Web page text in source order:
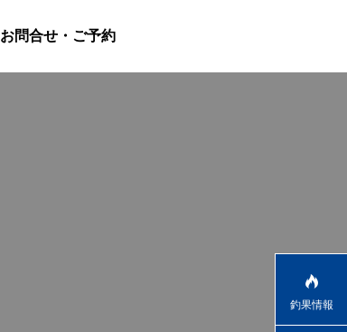
お問合せ・ご予約
釣果情報